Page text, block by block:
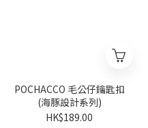
POCHACCO 毛公仔鑰匙扣
(海豚設計系列)
HK$189.00